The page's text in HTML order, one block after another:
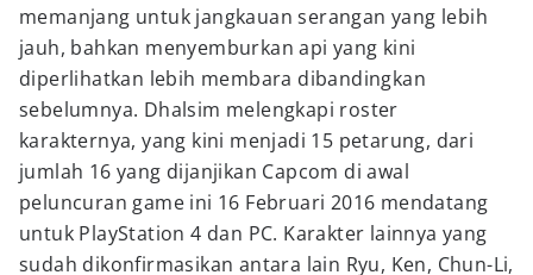
memanjang untuk jangkauan serangan yang lebih
jauh, bahkan menyemburkan api yang kini
diperlihatkan lebih membara dibandingkan
sebelumnya. Dhalsim melengkapi roster
karakternya, yang kini menjadi 15 petarung, dari
jumlah 16 yang dijanjikan Capcom di awal
peluncuran game ini 16 Februari 2016 mendatang
untuk PlayStation 4 dan PC. Karakter lainnya yang
sudah dikonfirmasikan antara lain Ryu, Ken, Chun-Li,